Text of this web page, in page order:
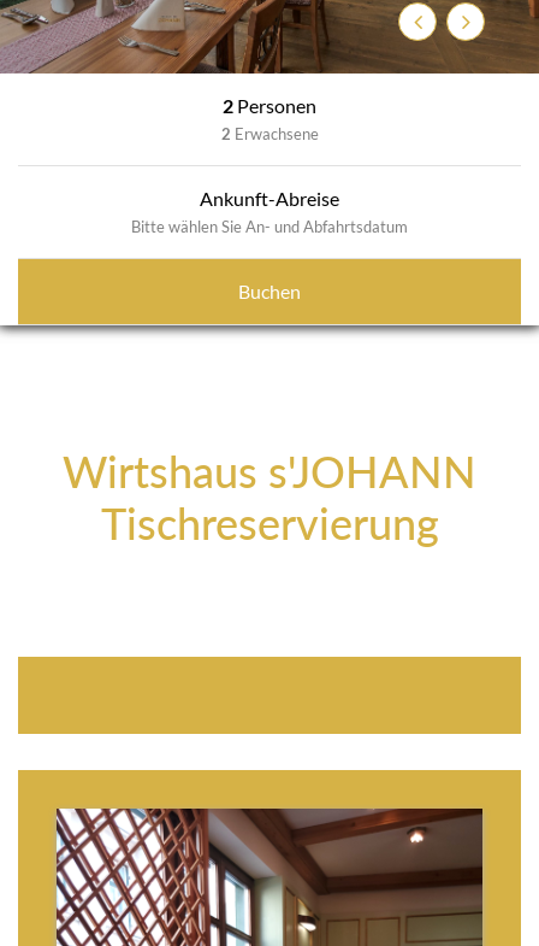
ZurückWeiter
2 Personen
2 Erwachsene
Ankunft-Abreise
Bitte wählen Sie An- und Abfahrtsdatum
Buchen
Wirtshaus s'JOHANN
Tischreservierung